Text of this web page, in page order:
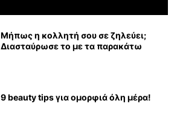
Μήπως η κολλητή σου σε ζηλεύει;
Διασταύρωσε το με τα παρακάτω
9 beauty tips για ομορφιά όλη μέρα!